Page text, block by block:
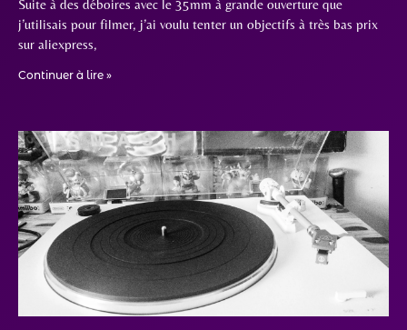
Suite à des déboires avec le 35mm à grande ouverture que
j’utilisais pour filmer, j’ai voulu tenter un objectifs à très bas prix
sur aliexpress,
Continuer à lire »